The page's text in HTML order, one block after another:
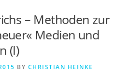
DOWNLOADS
– Methoden zur
Medien und
(I)
BY CHRISTIAN HEINKE